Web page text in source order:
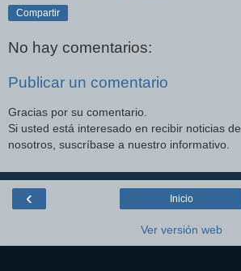
Compartir
No hay comentarios:
Publicar un comentario
Gracias por su comentario.
Si usted está interesado en recibir noticias de
nosotros, suscríbase a nuestro informativo.
‹ Inicio
Ver versión web